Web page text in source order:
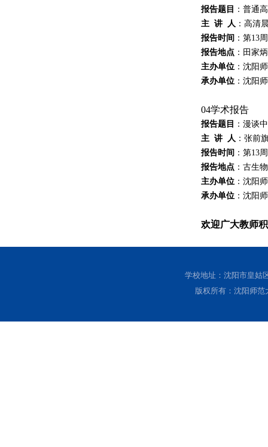
报告题目 ： 普通
主 讲 人 ： 高清
报告时间 ： 第13周
报告地点 ： 田家炳
主办单位 ： 沈阳
承办单位 ： 沈阳
04学术报告
报告题目 ： 漫谈
主 讲 人 ： 张前
报告时间 ： 第13周
报告地点 ： 古生
主办单位 ： 沈阳
承办单位 ： 沈阳
欢迎广大教师
学校地址：沈阳市皇姑
版权所有：沈阳师